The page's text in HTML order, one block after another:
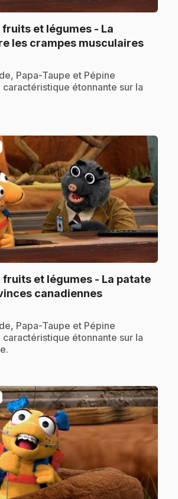
fruits et légumes - La
les crampes musculaires.
Papa-Taupe et Pépine
étonnante sur la
fruits et légumes - La patate
canadiennes.
Papa-Taupe et Pépine
étonnante sur la